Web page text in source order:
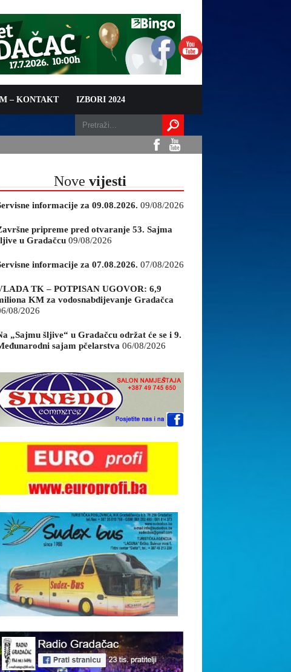
– KONTAKT IZBORI 2024
Nove vijesti
informacije za 09.08.2026. 09/08/2026
pripreme pred otvaranje 53. Sajma
u Gradačcu 09/08/2026
informacije za 07.08.2026. 07/08/2026
TK – POTPISAN UGOVOR: 6,9
KM za vodosnabdijevanje Gradačca
08/2026
„Sajmu šljive“ u Gradačcu održat će se i 9.
sajam pčelarstva 06/08/2026